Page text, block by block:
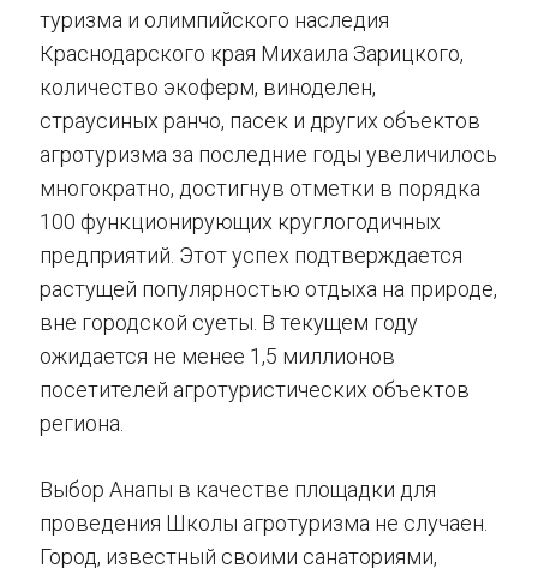
туризма и олимпийского наследия
Краснодарского края Михаила Зарицкого,
количество экоферм, виноделен,
страусиных ранчо, пасек и других объектов
агротуризма за последние годы увеличилось
многократно, достигнув отметки в порядка
100 функционирующих круглогодичных
предприятий. Этот успех подтверждается
растущей популярностью отдыха на природе,
вне городской суеты. В текущем году
ожидается не менее 1,5 миллионов
посетителей агротуристических объектов
региона.
Выбор Анапы в качестве площадки для
проведения Школы агротуризма не случаен.
Город, известный своими санаториями,